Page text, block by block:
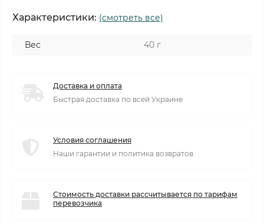
Характеристики: (смотреть все)
Вес 40 г
Доставка и оплата
Быстрая доставка по всей Украине
Условия соглашения
Наши гарантии и политика возвратов
Стоимость доставки рассчитывается по тарифам
перевозчика